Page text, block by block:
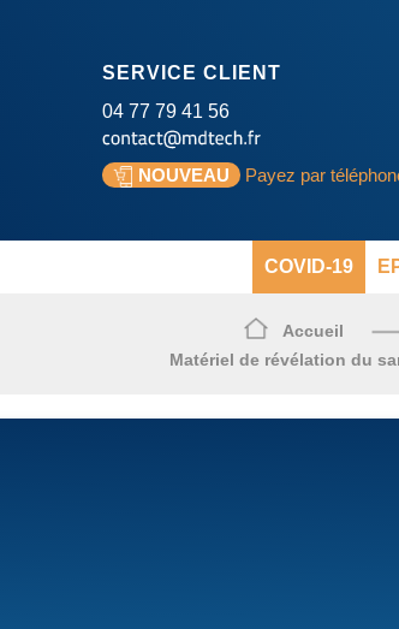
SERVICE CLIENT
04 77 79 41 56
NOUVEAU Payez par
COVID-19
Accueil
Matériel de révélation du